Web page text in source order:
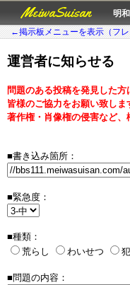
MeiwaSuisan
明
←掲示板メニューを表示（フレ
運営者に知らせる
問題のある投稿を発見した
皆様のご協力をお願い致しま
著作権・肖像権の侵害など、
■書き込み箇所：
■緊急度：
■種類：
荒らし
わいせつ
■問題の内容：